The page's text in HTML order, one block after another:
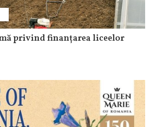
privind finanțarea liceelor